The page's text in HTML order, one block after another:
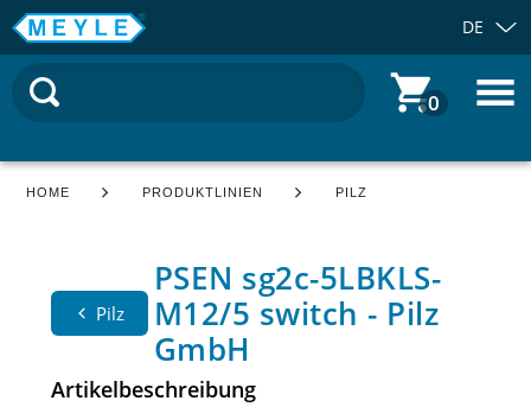
DE
0
HOME PRODUKTLINIEN PILZ
Pilz
PSEN sg2c-5LBKLS-
M12/5 switch - Pilz
GmbH
Artikelbeschreibung